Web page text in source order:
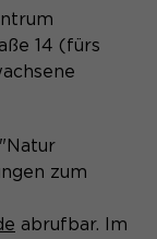
beim
Daten der
gewählte
14 (fürs
zum
abrufbar. Im